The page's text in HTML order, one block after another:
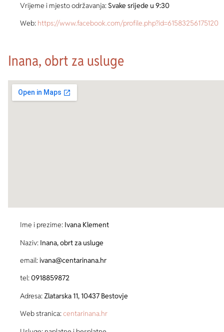
Vrijeme i mjesto održavanja: Svake srijede u 9:30
Web: https://www.facebook.com/profile.php?id=61583256175120
Inana, obrt za usluge
Ime i prezime: Ivana Klement
Naziv: Inana, obrt za usluge
email:ivana@centarinana.hr
tel: 0918859872
Adresa:Zlatarska 11, 10437 Bestovje
Web stranica:centarinana.hr